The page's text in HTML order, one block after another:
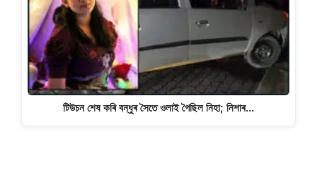
টিউচন শেষ কৰি বন্ধুৰ সৈতে ওলাই গৈছিল নিহা; নিশাৰ…